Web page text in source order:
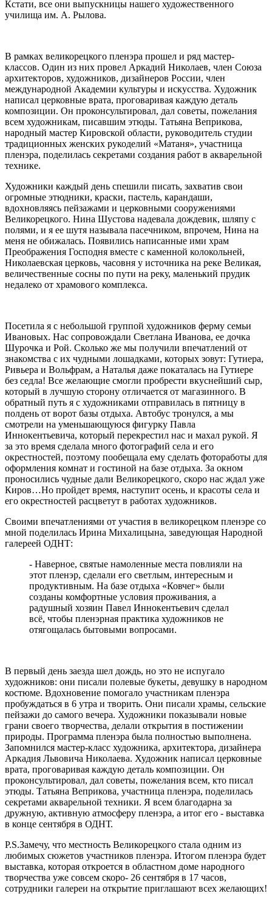
Кстати, все они выпускницы нашего художественного
училища им. А. Рылова.
В рамках великорецкого пленэра прошел и ряд мастер-
классов. Один из них провел Аркадий Николаев, член Союза
архитекторов, художников, дизайнеров России, член
международной Академии культуры и искусства. Художник
написал церковные врата, проговаривая каждую деталь
композиции. Он проконсультировал, дал советы, пожелания
всем художникам, писавшим этюды. Татьяна Веприкова,
народный мастер Кировской области, руководитель студии
традиционных женских рукоделий «Матаня», участница
пленэра, поделилась секретами создания работ в акварельной
технике.
Художники каждый день спешили писать, захватив свои
огромные этюдники, краски, пастель, карандаши,
вдохновляясь пейзажами и церковными сооружениями
Великорецкого. Нина Шустова надевала дождевик, шляпу с
полями, и я ее шутя называла пасечником, впрочем, Нина на
меня не обижалась. Появились написанные ими храм
Преображения Господня вместе с каменной колокольней,
Николаевская церковь, часовня у источника на реке Великая,
величественные сосны по пути на реку, маленький прудик
недалеко от храмового комплекса.
Посетила я с небольшой группой художников ферму семьи
Ивановых. Нас сопровождали Светлана Иванова, ее дочка
Шурочка и Рой. Сколько же мы получили впечатлений от
знакомства с их чудными лошадками, которых зовут: Гутиера,
Ривьера и Вольфрам, а Наталья даже покаталась на Гутиере
без седла! Все желающие смогли пробрести вкуснейший сыр,
который в лучшую сторону отличается от магазинного. В
обратный путь я с художниками отправилась в пятницу в
полдень от ворот базы отдыха. Автобус тронулся, а мы
смотрели на уменьшающуюся фигурку Павла
Иннокентьевича, который перекрестил нас и махал рукой. Я
за это время сделала много фотографий села и его
окрестностей, поэтому пообещала ему сделать фотоработы для
оформления комнат и гостиной на базе отдыха. За окном
проносились чудные дали Великорецкого, скоро нас ждал уже
Киров…Но пройдет время, наступит осень, и красоты села и
его окрестностей расцветут в работах художников.
Своими впечатлениями от участия в великорецком пленэре со
мной поделилась Ирина Михалицына, заведующая Народной
галереей ОДНТ:
- Наверное, святые намоленные места повлияли на
этот пленэр, сделали его светлым, интересным и
продуктивным. На базе отдыха «Ковчег» были
созданы комфортные условия проживания, а
радушный хозяин Павел Иннокентьевич сделал
всё, чтобы пленэрная практика художников не
отягощалась бытовыми вопросами.
В первый день заезда шел дождь, но это не испугало
художников: они писали полевые букеты, девушку в народном
костюме. Вдохновение помогало участникам пленэра
пробуждаться в 6 утра и творить. Они писали храмы, сельские
пейзажи до самого вечера. Художники показывали новые
грани своего творчества, делали открытия в постижении
природы. Программа пленэра была полностью выполнена.
Запомнился мастер-класс художника, архитектора, дизайнера
Аркадия Львовича Николаева. Художник написал церковные
врата, проговаривая каждую деталь композиции. Он
проконсультировал, дал советы, пожелания всем, кто писал
этюды. Татьяна Веприкова, участница пленэра, поделилась
секретами акварельной техники. Я всем благодарна за
дружную, активную атмосферу пленэра, а итог его - выставка
в конце сентября в ОДНТ.
P.S.Замечу, что местность Великорецкого стала одним из
любимых сюжетов участников пленэра. Итогом пленэра будет
выставка, которая откроется в областном доме народного
творчества уже совсем скоро- 26 сентября в 17 часов,
сотрудники галереи на открытие приглашают всех желающих!